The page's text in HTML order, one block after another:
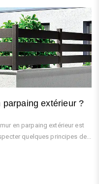
parpaing extérieur ?
en parpaing extérieur est
quelques principes de...